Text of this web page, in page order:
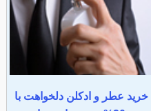
خرید عطر و ادکلن دلخواهت با